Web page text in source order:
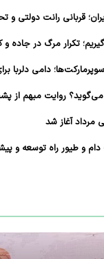
قربانی رانت دولتی و
تکرار مرگ در جاده و
دامی دلربا
می‌گوید؟ روایت مبهم از
مرداد آغاز شد
و طیور راه توسعه و